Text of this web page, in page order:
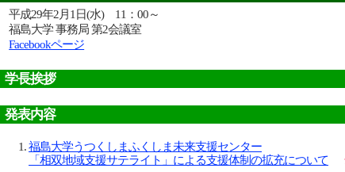
平成29年2月1日(水) 11：00～
福島大学 事務局 第2会議室
Facebookページ
学長挨拶
発表内容
福島大学うつくしまふくしま未来支援センター
「相双地域支援サテライト」による支援体制の拡充について